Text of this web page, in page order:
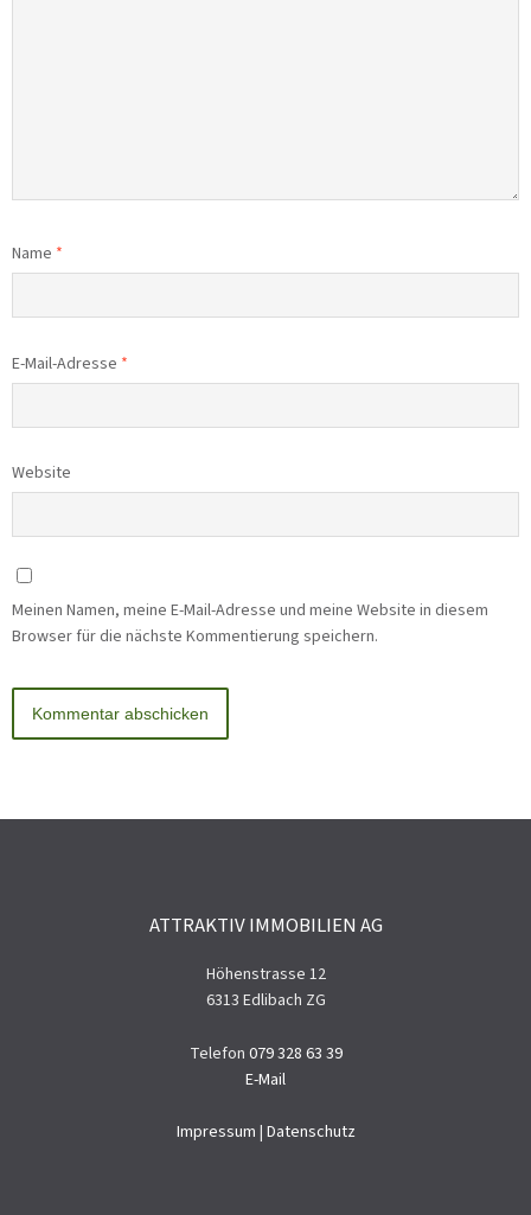
Name *
E-Mail-Adresse *
Website
Meinen Namen, meine E-Mail-Adresse und meine Website in diesem
Browser für die nächste Kommentierung speichern.
ATTRAKTIV IMMOBILIEN AG
Höhenstrasse 12
6313 Edlibach ZG
Telefon 079 328 63 39
E-Mail
Impressum | Datenschutz